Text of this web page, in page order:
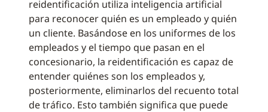
reidentificación utiliza inteligencia artificial
para reconocer quién es un empleado y quién
un cliente. Basándose en los uniformes de los
empleados y el tiempo que pasan en el
concesionario, la reidentificación es capaz de
entender quiénes son los empleados y,
posteriormente, eliminarlos del recuento total
de tráfico. Esto también significa que puede